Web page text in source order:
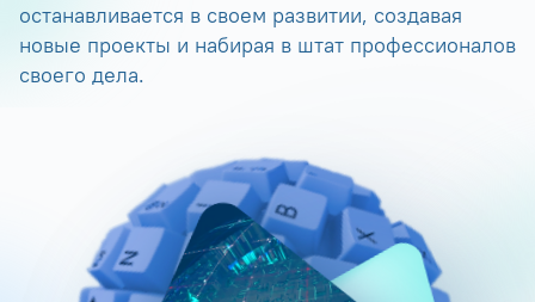
останавливается в своем развитии, создавая
новые проекты и набирая в штат профессионалов
своего дела.